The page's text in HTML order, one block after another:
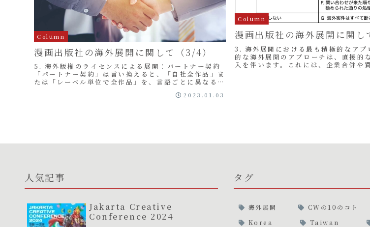
Column
漫画出版社の海外展開に関して（3/4）
5. 海外版権のライセンスによる展開：パートナー契約
「パートナー契約」は言い換えると、「自社全作品」ま
たは「レーベル単位で全作品」を、言語ごとに異なる出
2023.01.03
Column
漫画出版社の海外展開に関し
3. 海外展開における最も積極的なアプ
的な海外展開のアプローチは、直接的
入を伴います。これには、企業合併や
人気記事
Jakarta Creative
Conference 2024
タグ
海外展開 CWの10のコト
Korea
Taiwan